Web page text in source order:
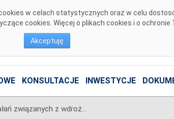
w celach statystycznych oraz w celu
cookies. Więcej o plikach cookies i o
Akceptuję
KONSULTACJE INWESTYCJE
Podsumowanie działań związanych z wdrożeniem CSIRE w lipcu i sierpniu